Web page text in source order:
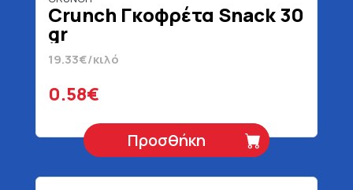
Crunch Γκοφρέτα Snack 30
gr
19.33€/κιλό
0.58€
Προσθήκη